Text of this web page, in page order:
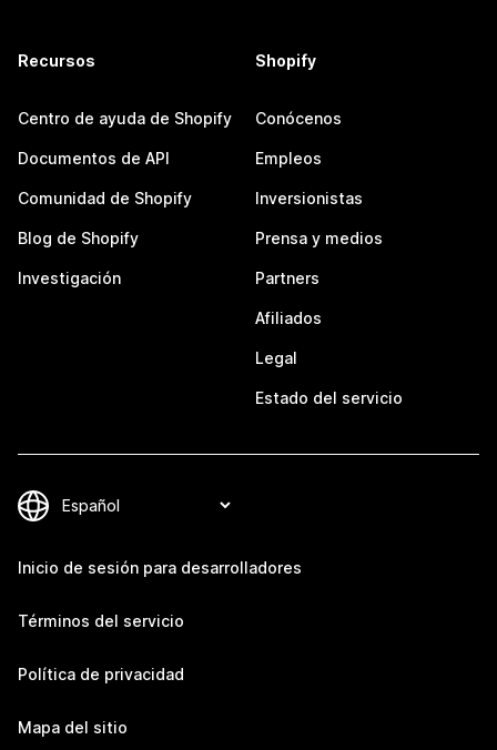
Recursos
Centro de ayuda de Shopify
Documentos de API
Comunidad de Shopify
Blog de Shopify
Investigación
Shopify
Conócenos
Empleos
Inversionistas
Prensa y medios
Partners
Afiliados
Legal
Estado del servicio
Inicio de sesión para desarrolladores
Términos del servicio
Política de privacidad
Mapa del sitio